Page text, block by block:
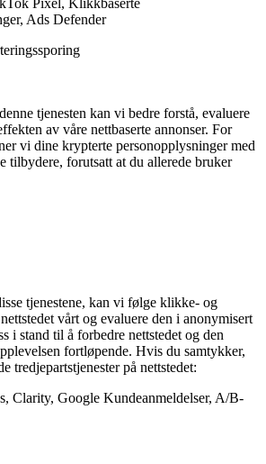
Ads Defender
tjenesten kan vi bedre forstå, evaluere
av våre nettbaserte annonser. For
vi dine krypterte personopplysninger med
tilbydere, forutsatt at du allerede bruker
tjenestene, kan vi følge klikke- og
vårt og evaluere den i anonymisert
i stand til å forbedre nettstedet og den
fortløpende. Hvis du samtykker,
tredjepartstjenester på nettstedet:
Clarity, Google Kundeanmeldelser, A/B-